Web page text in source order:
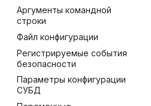
ALTER SYSTEM
ALTER TABLE
ALTER USER
CALL
CREATE INDEX
CREATE PLUGIN
Оконные функции
Соединение таблиц
Встроенные оконные
функции
Агрегатные функции
CASE
CAST
COALESCE
Аргументы командной
строки
Файл конфигурации
Регистрируемые события
безопасности
Параметры конфигурации
СУБД